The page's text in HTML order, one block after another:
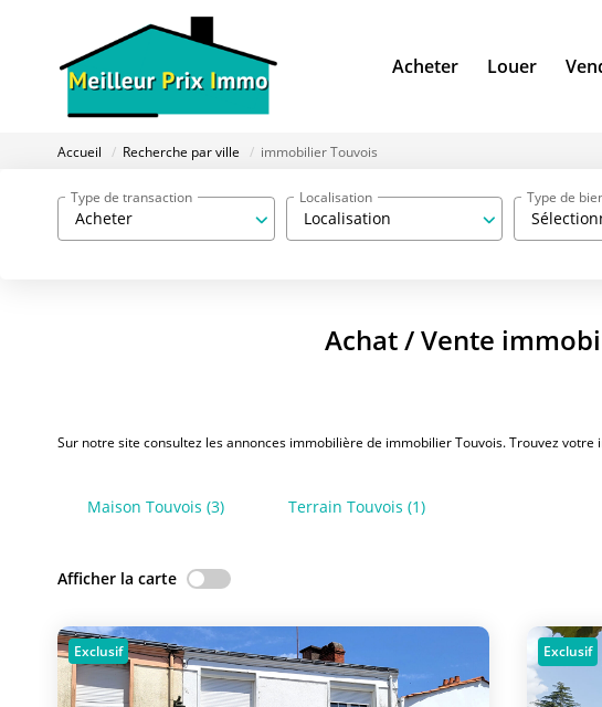
Acheter Louer
Accueil Recherche par ville immobilier Touvois
Acheter
Type de transaction
Localisation
Localisation Type de
Achat / Vente
Sur notre site consultez les annonces immobilière de immobilier Touvois. Trouvez
Maison Touvois (3) Terrain Touvois (1)
Afficher la carte
Exclusif Exclusif